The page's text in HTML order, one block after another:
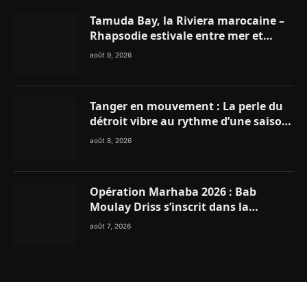
Tamuda Bay, la Riviera marocaine –
Rhapsodie estivale entre mer et
montagnes
août 9, 2026
Tanger en mouvement : La perle du
détroit vibre au rythme d’une saison
estivale record !
août 8, 2026
Opération Marhaba 2026 : Bab
Moulay Driss s’inscrit dans la
dynamique nationale en faveur des
août 7, 2026